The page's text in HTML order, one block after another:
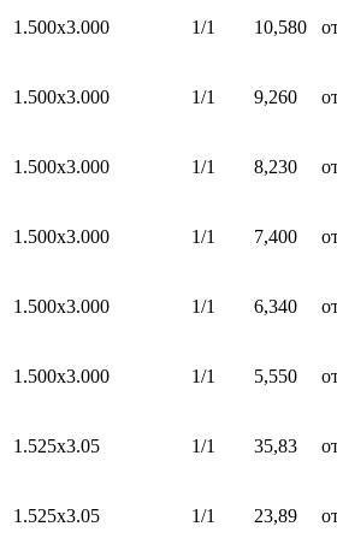
1.500x3.000 1/1 10,580
1.500x3.000 1/1 9,260
1.500x3.000 1/1 8,230
1.500x3.000 1/1 7,400
1.500x3.000 1/1 6,340
1.500x3.000 1/1 5,550
1.525х3.05 1/1 35,83
1.525х3.05 1/1 23,89